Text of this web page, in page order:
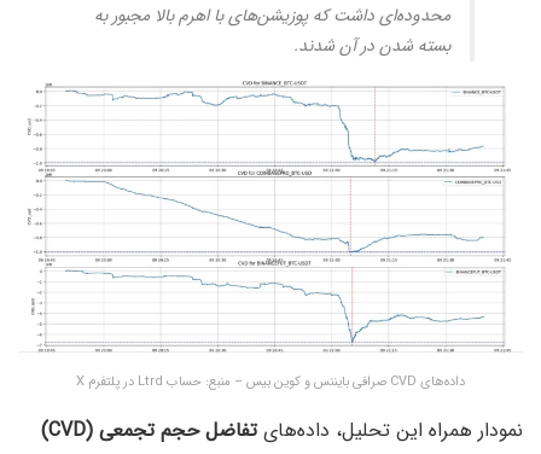
محدوده‌ای داشت که پوزیشن‌های با اهرم بالا مجبور به
بسته شدن در آن شدند.
داده‌های CVD صرافی بایننس و کوین بیس – منبع: حساب Ltrd در پلتفرم X
نمودار همراه این تحلیل، داده‌هایتفاضل حجم تجمعی (CVD)